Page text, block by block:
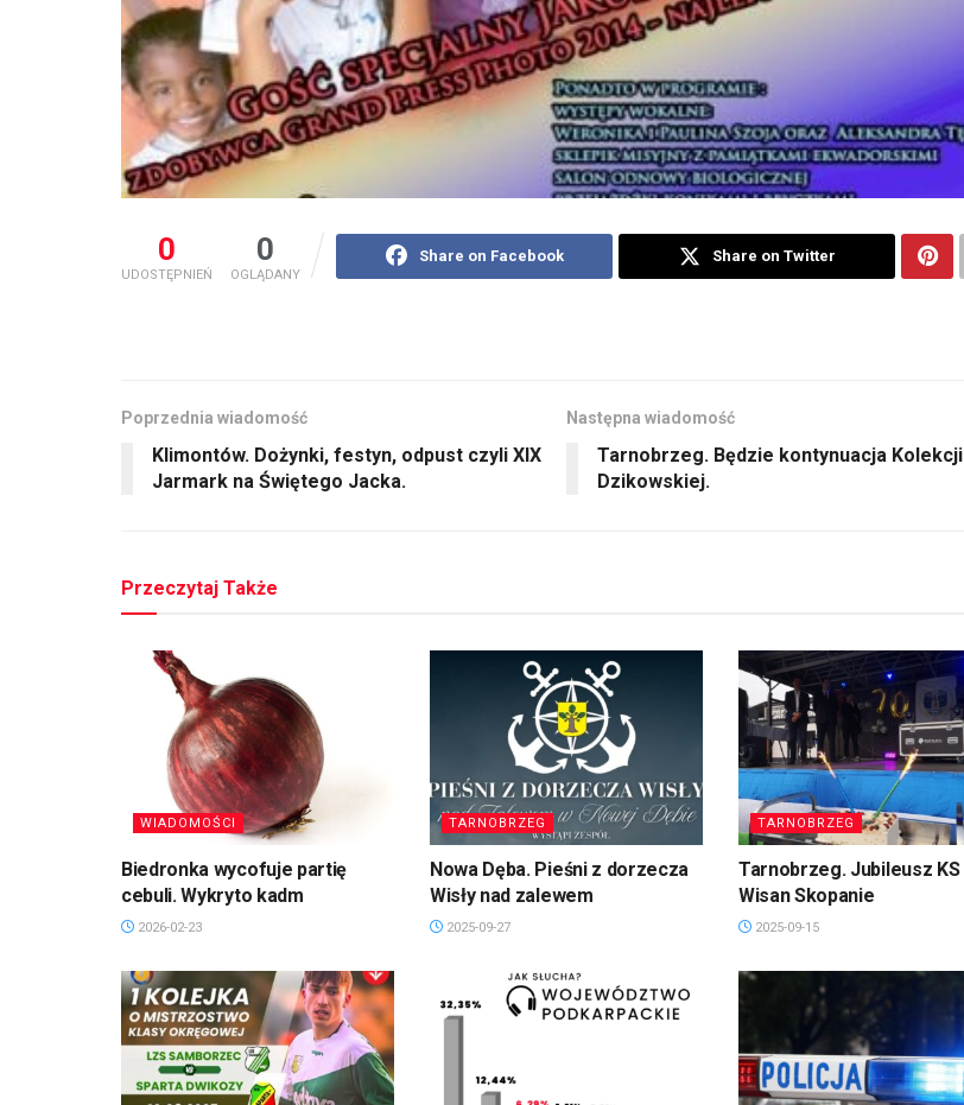
0
UDOSTĘPNIEŃ
0
OGLĄDANY
Share on Facebook Share on Twitter
Poprzednia wiadomość
Klimontów. Dożynki, festyn, odpust czyli XIX
Jarmark na Świętego Jacka.
Następna wiadomość
Tarnobrzeg. Będzie kontynuacja Kolekcji
Dzikowskiej.
Przeczytaj Także
WIADOMOŚCI
Biedronka wycofuje partię
cebuli. Wykryto kadm
2026-02-23
TARNOBRZEG
Nowa Dęba. Pieśni z dorzecza
Wisły nad zalewem
2025-09-27
TARNOBRZEG
Tarnobrzeg. Jubileusz KS
Wisan Skopanie
2025-09-15